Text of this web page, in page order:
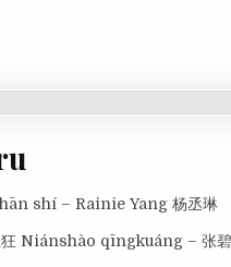
shí – Rainie Yang 杨丞琳
Niánshào qīngkuáng – 张